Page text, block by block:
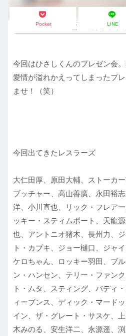
Pocket LINE
この記事は 約2分
今回はひさしくんのプレゼン会
愛情が溢れかえってしまったプ
ませ！（笑）
今回出てきたレスラーズ
大仁田厚、原田大輔、ストーカ
ブッチャー、高山善廣、永田裕
洋、小川直也、リック・フレア
ッキー・スティムボート、天龍
也、アントニオ猪木、長州力、
ト・カブキ、ジョー樋口、ジャ
ケロちゃん、ロッキー羽田、ブ
ン・ハンセン、テリー・ファン
ト・ムタ、スティング、バディ
ィーブンス、ディック・マード
イン、ザ・グレート・サスケ、
木みのる、安生洋二、永源遥、